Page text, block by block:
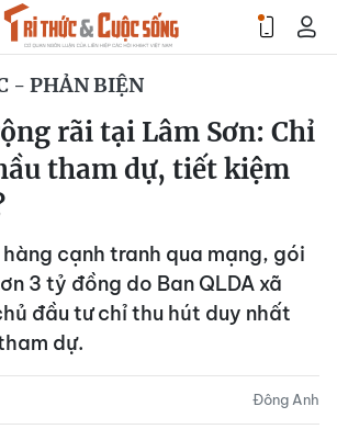
- PHẢN BIỆN
rãi tại Lâm Sơn: Chỉ
tham dự, tiết kiệm
cạnh tranh qua mạng, gói
3 tỷ đồng do Ban QLDA xã
đầu tư chỉ thu hút duy nhất
dự.
Đông Anh